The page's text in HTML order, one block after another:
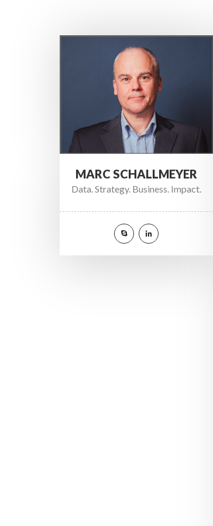
MARC SCHALLMEYER
Data. Strategy. Business. Impact.